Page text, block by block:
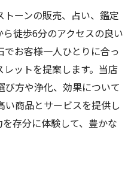
ーンの販売、占い、鑑定
徒歩6分のアクセスの良い
お客様一人ひとりに合っ
ットを提案します。当店
方や浄化、効果について
商品とサービスを提供し
存分に体験して、豊かな